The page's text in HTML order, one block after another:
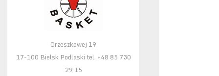
Orzeszkowej 19
17-100 Bielsk Podlaski tel. +48 85 730
29 15